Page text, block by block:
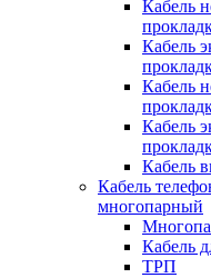
Кабель
Кабель
Кабель
Кабель
Кабель
Кабель
многопарный
Кабель
ТРП